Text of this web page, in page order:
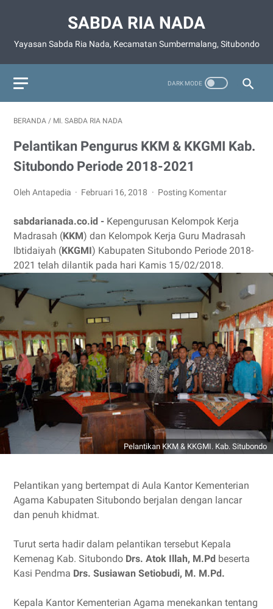
SABDA RIA NADA
Yayasan Sabda Ria Nada, Kecamatan Sumbermalang, Situbondo
BERANDA / MI. SABDA RIA NADA
Pelantikan Pengurus KKM & KKGMI Kab.
Situbondo Periode 2018-2021
Oleh Antapedia Februari 16, 2018 Posting Komentar
sabdarianada.co.id - Kepengurusan Kelompok Kerja
Madrasah (KKM) dan Kelompok Kerja Guru Madrasah
Ibtidaiyah (KKGMI) Kabupaten Situbondo Periode 2018-
2021 telah dilantik pada hari Kamis 15/02/2018.
Pelantikan KKM & KKGMI. Kab. Situbondo
Pelantikan yang bertempat di Aula Kantor Kementerian
Agama Kabupaten Situbondo berjalan dengan lancar
dan penuh khidmat.
Turut serta hadir dalam pelantikan tersebut Kepala
Kemenag Kab. Situbondo Drs. Atok Illah, M.Pd beserta
Kasi Pendma Drs. Susiawan Setiobudi, M. M.Pd.
Kepala Kantor Kementerian Agama menekankan tentang